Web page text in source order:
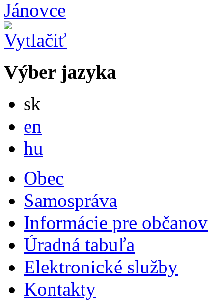
Výber jazyka
sk
en
hu
Obec
Samospráva
Informácie pre občanov
Úradná tabuľa
Elektronické služby
Kontakty